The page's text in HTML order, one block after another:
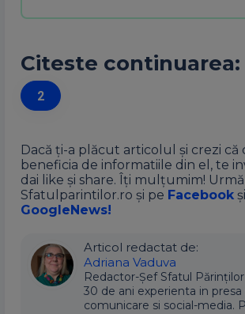
Citeste continuarea:
2
Dacă ți-a plăcut articolul și crezi că
beneficia de informatiile din el, te
dai like și share. Îți mulțumim!
Sfatulparintilor.ro și pe Facebook și
GoogleNews!
Articol redactat de:
Adriana Vaduva
Redactor-Șef Sfatul
30 de ani experienta in presa
comunicare si social-media.